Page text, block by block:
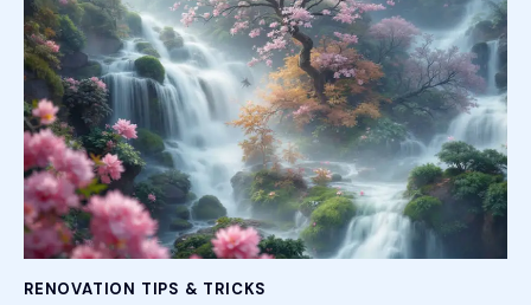
RENOVATION TIPS & TRICKS